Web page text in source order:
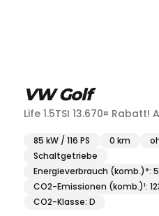
VW Golf
Life 1.5TSI 13.670¤ Rabatt!
85 kW / 116 PS 0 km
Schaltgetriebe
Energieverbrauch (komb.)*:
CO2-Emissionen (komb.)¹:
CO2-Klasse: D